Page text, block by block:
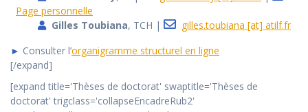
Page personnelle
Gilles Toubiana, TCH |
gilles.toubiana [at] atilf.fr
► Consulter l’organigramme structurel en ligne
[/expand]
[expand title='Thèses de doctorat' swaptitle='Thèses de
doctorat' trigclass='collapseEncadreRub2'